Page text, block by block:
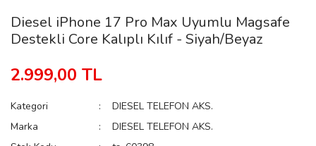
Diesel iPhone 17 Pro Max Uyumlu Magsafe
Destekli Core Kalıplı Kılıf - Siyah/Beyaz
2.999,00 TL
Kategori
DIESEL TELEFON AKS.
Marka
DIESEL TELEFON AKS.